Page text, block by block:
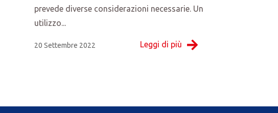
prevede diverse considerazioni necessarie. Un
utilizzo...
20 Settembre 2022 Leggi di più